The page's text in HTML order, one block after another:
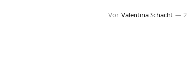
Von Valentina Schacht